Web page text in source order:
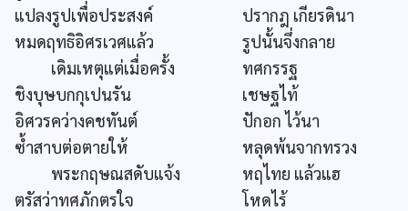
แปลงรูปเพื่อประสงค์
ปรากฎ เกียรดินา
หมดฤทธิอิศรเวศแล้ว
รูปนั้นจึ่งกลาย
เดิมเหตุแต่เมื่อครั้ง
ทศกรรฐ
ชิงบุษบกกุเปนรัน
เชษฐไท้
อิศวรคว่างคชทันต์
ปักอก ไว้นา
ซ้ำสาบต่อตายให้
หลุดพ้นจากทรวง
พระกฤษณสดับแจ้ง
หฤไทย แล้วแฮ
ตรัสว่าทศภักตรใจ
โหดไร้